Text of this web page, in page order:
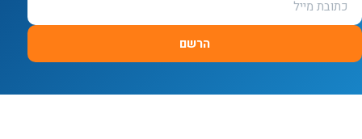
הרשם